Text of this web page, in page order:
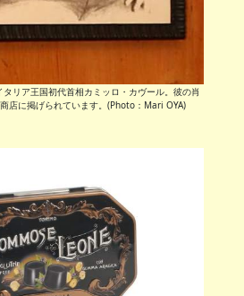
リア王国初代首相カミッロ・カヴール。彼の肖
店に掲げられています。(Photo：Mari OYA)